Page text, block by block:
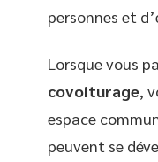
personnes et
Lorsque vous
covoiturage,
espace
peuvent se